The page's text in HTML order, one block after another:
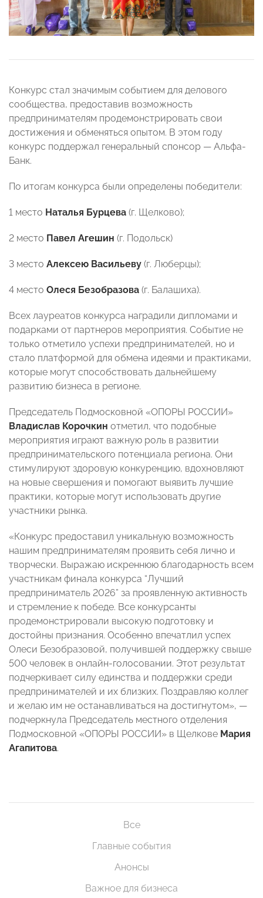
Конкурс стал значимым событием для делового
сообщества, предоставив возможность
предпринимателям продемонстрировать свои
достижения и обменяться опытом. В этом году
конкурс поддержал генеральный спонсор — Альфа-
Банк.
По итогам конкурса были определены победители:
1 место Наталья Бурцева (г. Щелково);
2 место Павел Агешин (г. Подольск)
3 место Алексею Васильеву (г. Люберцы);
4 место Олеся Безобразова (г. Балашиха).
Всех лауреатов конкурса наградили дипломами и
подарками от партнеров мероприятия. Событие не
только отметило успехи предпринимателей, но и
стало платформой для обмена идеями и практиками,
которые могут способствовать дальнейшему
развитию бизнеса в регионе.
Председатель Подмосковной «ОПОРЫ РОССИИ»
Владислав Корочкин отметил, что подобные
мероприятия играют важную роль в развитии
предпринимательского потенциала региона. Они
стимулируют здоровую конкуренцию, вдохновляют
на новые свершения и помогают выявить лучшие
практики, которые могут использовать другие
участники рынка.
«Конкурс предоставил уникальную возможность
нашим предпринимателям проявить себя лично и
творчески. Выражаю искреннюю благодарность всем
участникам финала конкурса “Лучший
предприниматель 2026” за проявленную активность
и стремление к победе. Все конкурсанты
продемонстрировали высокую подготовку и
достойны признания. Особенно впечатлил успех
Олеси Безобразовой, получившей поддержку свыше
500 человек в онлайн-голосовании. Этот результат
подчеркивает силу единства и поддержки среди
предпринимателей и их близких. Поздравляю коллег
и желаю им не останавливаться на достигнутом», —
подчеркнула Председатель местного отделения
Подмосковной «ОПОРЫ РОССИИ» в Щелкове Мария
Агапитова.
Все
Главные события
Анонсы
Важное для бизнеса